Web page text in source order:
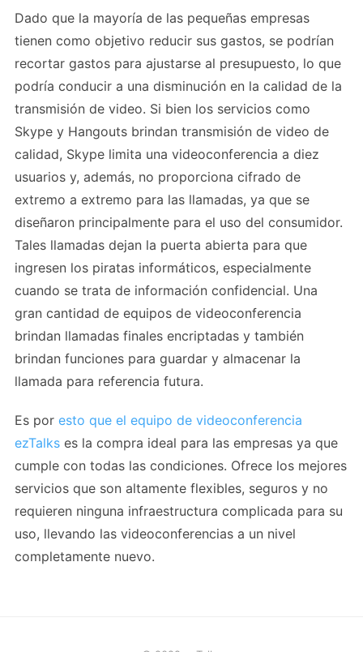
Dado que la mayoría de las pequeñas empresas
tienen como objetivo reducir sus gastos, se podrían
recortar gastos para ajustarse al presupuesto, lo que
podría conducir a una disminución en la calidad de la
transmisión de video. Si bien los servicios como
Skype y Hangouts brindan transmisión de video de
calidad, Skype limita una videoconferencia a diez
usuarios y, además, no proporciona cifrado de
extremo a extremo para las llamadas, ya que se
diseñaron principalmente para el uso del consumidor.
Tales llamadas dejan la puerta abierta para que
ingresen los piratas informáticos, especialmente
cuando se trata de información confidencial. Una
gran cantidad de equipos de videoconferencia
brindan llamadas finales encriptadas y también
brindan funciones para guardar y almacenar la
llamada para referencia futura.
Es por esto que el equipo de videoconferencia
ezTalks es la compra ideal para las empresas ya que
cumple con todas las condiciones. Ofrece los mejores
servicios que son altamente flexibles, seguros y no
requieren ninguna infraestructura complicada para su
uso, llevando las videoconferencias a un nivel
completamente nuevo.